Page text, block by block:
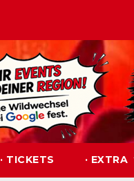
· TICKETS · EXTRA